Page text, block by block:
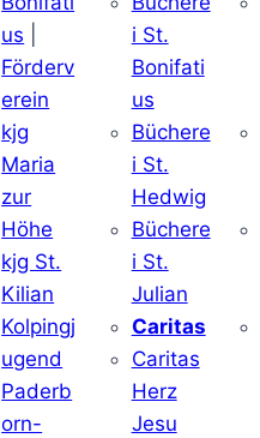
us
Förderv
erein
kjg
Maria
zur
Höhe
kjg St.
Kilian
Kolpingj
ugend
Paderb
orn-
i St.
Bonifati
us
Büchere
i St.
Hedwig
Büchere
i St.
Julian
Caritas
Caritas
Herz
Jesu